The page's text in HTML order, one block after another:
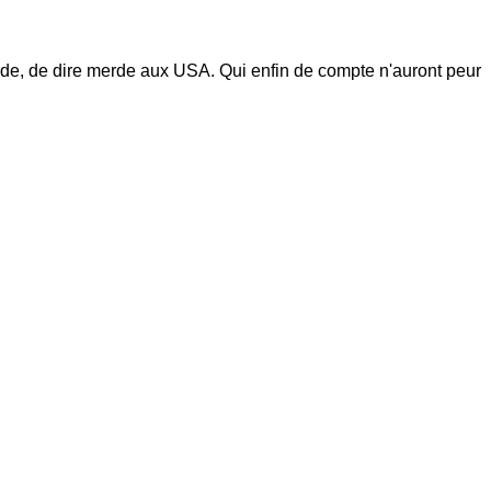
de dire merde aux USA. Qui enfin de compte n'auront peur